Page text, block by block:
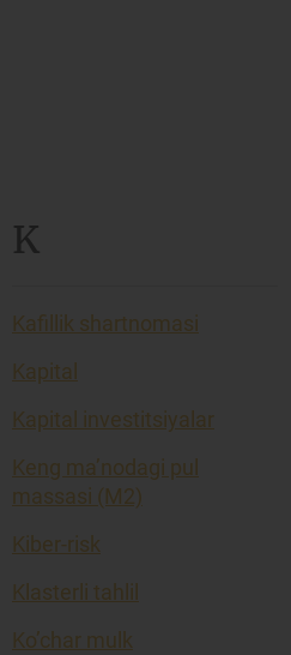
K
Kafillik shartnomasi
Kapital
Kapital investitsiyalar
Keng ma’nodagi pul
massasi (M2)
Kiber-risk
Klasterli tahlil
Ko’char mulk